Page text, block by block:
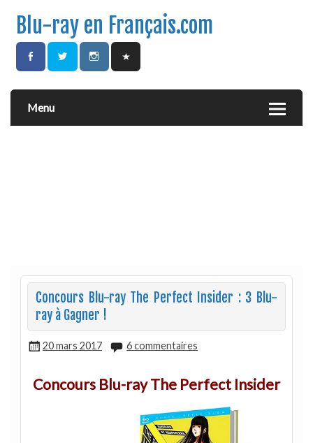
Blu-ray en Français.com
Menu
Concours Blu-ray The Perfect Insider : 3 Blu-
ray à Gagner !
20 mars 2017 6 commentaires
Concours Blu-ray The Perfect Insider